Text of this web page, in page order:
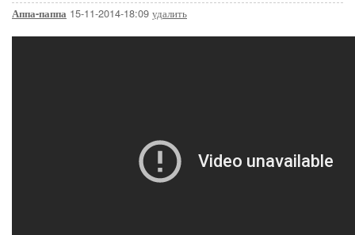
Аппа-паппа 15-11-2014-18:09 удалить